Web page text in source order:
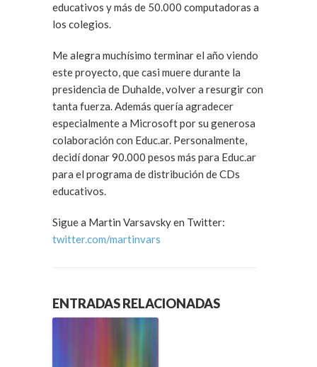
educativos y más de 50.000 computadoras a
los colegios.
Me alegra muchísimo terminar el año viendo
este proyecto, que casi muere durante la
presidencia de Duhalde, volver a resurgir con
tanta fuerza. Además quería agradecer
especialmente a Microsoft por su generosa
colaboración con Educ.ar. Personalmente,
decidí donar 90.000 pesos más para Educ.ar
para el programa de distribución de CDs
educativos.
Sigue a Martin Varsavsky en Twitter:
twitter.com/martinvars
ENTRADAS RELACIONADAS